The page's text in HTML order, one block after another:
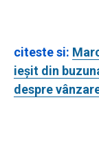
citeste si:
ieșit din
despre